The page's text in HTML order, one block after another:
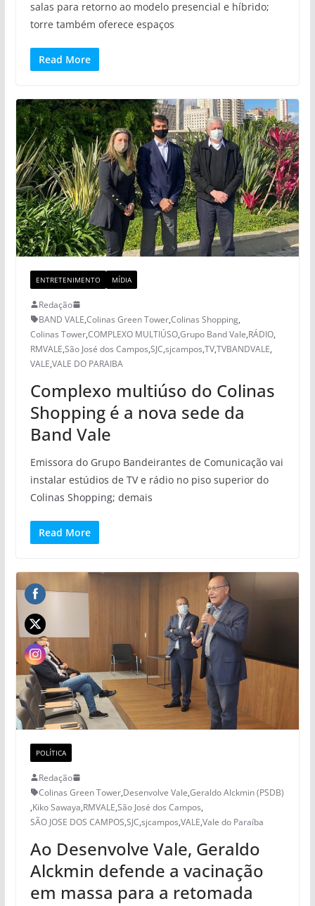
salas para retorno ao modelo presencial e híbrido;
torre também oferece espaços
Read More
ENTRETENIMENTO MÍDIA
Redação
BAND VALE,Colinas Green Tower,Colinas Shopping,
Colinas Tower,COMPLEXO MULTIÚSO,Grupo Band Vale,RÁDIO,
RMVALE,São José dos Campos,SJC,sjcampos,TV,TVBANDVALE,
VALE,VALE DO PARAIBA
Complexo multiúso do Colinas
Shopping é a nova sede da
Band Vale
Emissora do Grupo Bandeirantes de Comunicação vai
instalar estúdios de TV e rádio no piso superior do
Colinas Shopping; demais
Read More
POLÍTICA
Redação
Colinas Green Tower,Desenvolve Vale,Geraldo Alckmin (PSDB)
,Kiko Sawaya,RMVALE,São José dos Campos,
SÃO JOSE DOS CAMPOS,SJC,sjcampos,VALE,Vale do Paraíba
Ao Desenvolve Vale, Geraldo
Alckmin defende a vacinação
em massa para a retomada